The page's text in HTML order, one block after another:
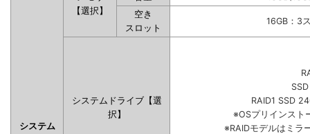
システム
【選択】
空き
スロット
16GB：3
システムドライブ【選
択】
RAID1 SSD
※OSプリインスト
※RAIDモデルはミラ